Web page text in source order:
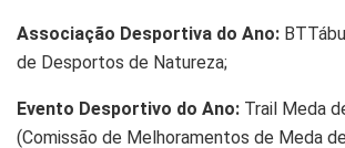
Associação Desportiva do Ano:
de Desportos de Natureza;
Evento Desportivo do Ano: Trail Meda
(Comissão de Melhoramentos de Meda